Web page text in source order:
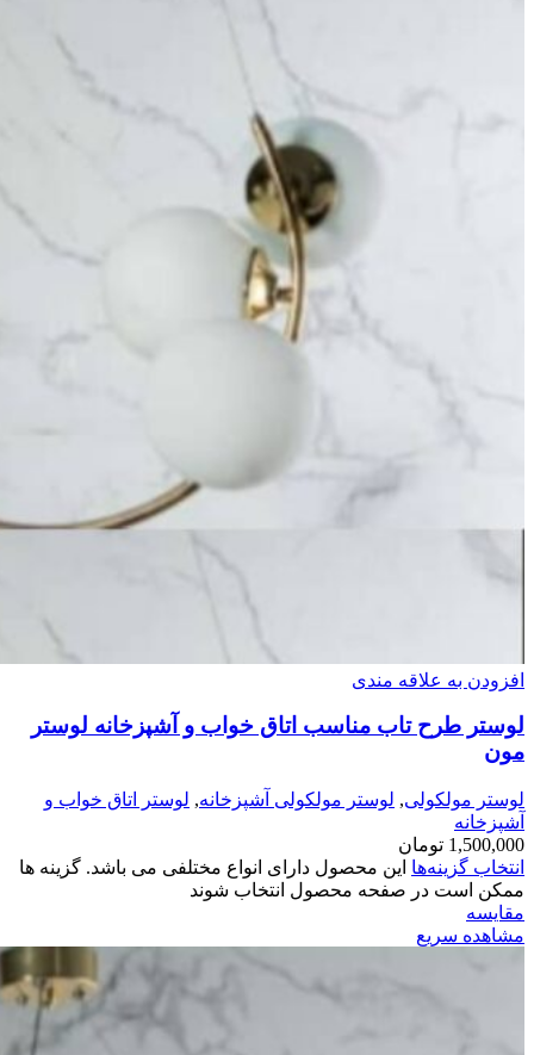
افزودن به علاقه مندی
لوستر طرح تاب مناسب اتاق خواب و آشپزخانه لوستر
مون
لوستر مولکولی, لوستر مولکولی آشپزخانه, لوستر اتاق خواب و
آشپزخانه
1,500,000 تومان
انتخاب گزینه‌ها این محصول دارای انواع مختلفی می باشد. گزینه ها
ممکن است در صفحه محصول انتخاب شوند
مقایسه
مشاهده سریع